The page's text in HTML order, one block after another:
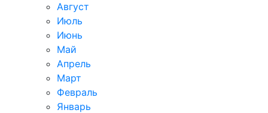
Август
Июль
Июнь
Май
Апрель
Март
Февраль
Январь